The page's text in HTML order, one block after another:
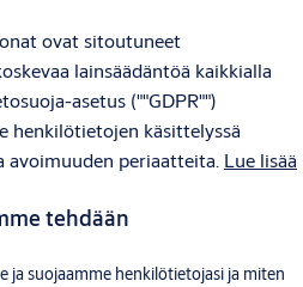
ovat sitoutuneet
lainsäädäntöä kaikkialla
asetus (""GDPR"")
henkilötietojen käsittelyssä
avoimuuden periaatteita. Lue lisää
tehdään
ja suojaamme henkilötietojasi ja miten